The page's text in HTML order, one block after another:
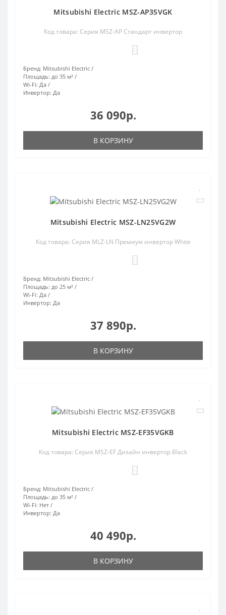
Mitsubishi Electric MSZ-AP35VGK
Код товара: Серия MSZ-AP Стандарт инвертор
Бренд: Mitsubishi Electric
Площадь: до 35 м²
Wi-Fi: Да
Инвертор: Да
36 090р.
В КОРЗИНУ
Mitsubishi Electric MSZ-LN25VG2W
Код товара: Серия MLZ-LN Премиум инвертор White
Бренд: Mitsubishi Electric
Площадь: до 25 м²
Wi-Fi: Да
Инвертор: Да
37 890р.
В КОРЗИНУ
Mitsubishi Electric MSZ-EF35VGKB
Код товара: Серия MSZ-EF Дизайн инвертор Black
Бренд: Mitsubishi Electric
Площадь: до 35 м²
Wi-Fi: Нет
Инвертор: Да
40 490р.
В КОРЗИНУ